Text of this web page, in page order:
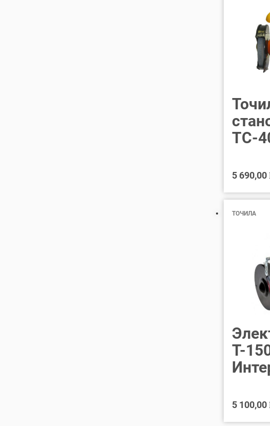
ТС-
5 690,00
ТОЧИЛА
Т-
5 100,00